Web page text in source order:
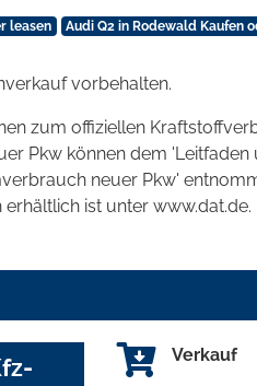
leasen Audi Q2 in Rodewald Kaufen
vorbehalten.
zum offiziellen
Pkw können dem
neuer Pkw'
ist unter www.dat.de.
Verkauf